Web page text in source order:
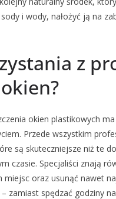
i wody, nałożyć ją na
z
okien plastikowych
Przede wszystkim
są skuteczniejsze niż te
czasie. Specjaliści znają
oraz usunąć nawet
zamiast spędzać godziny